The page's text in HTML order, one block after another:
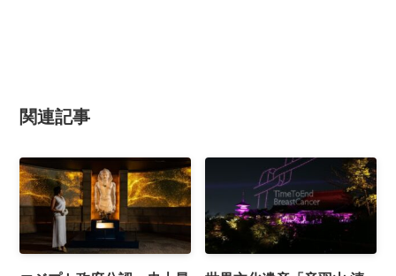
関連記事